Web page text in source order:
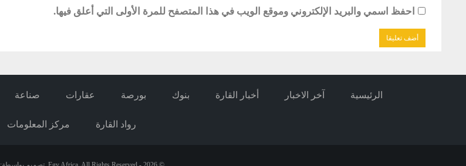
احفظ اسمي والبريد الإلكتروني وموقع الويب في هذا المتصفح للمرة الأولى التي أعلق فيها.
الرئيسية آخر الاخبار أخبار القارة بنوك بورصة عقارات صناعة
رواد القارة مركز المعلومات